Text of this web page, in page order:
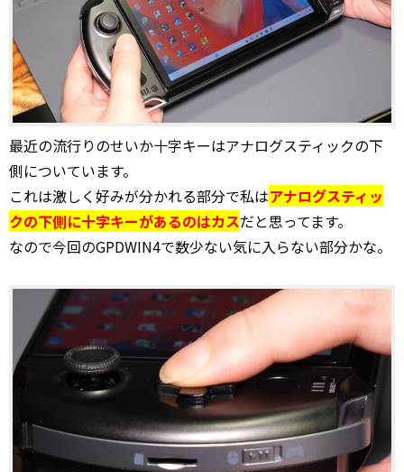
最近の流行りのせいか十字キーはアナログスティックの下
側についています。
これは激しく好みが分かれる部分で私はアナログスティッ
クの下側に十字キーがあるのはカスだと思ってます。
なので今回のGPDWIN4で数少ない気に入らない部分かな。